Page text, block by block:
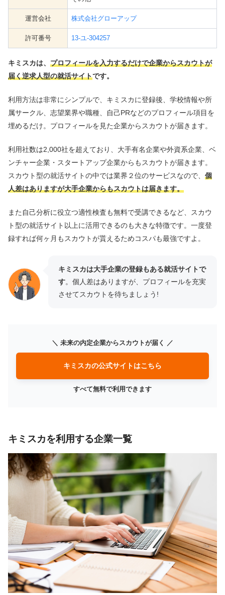
運営会社 株式会社グローアップ
許可番号 13-ユ-304257
キミスカは、 プロフィールを入力するだけで企業からスカウトが
届く逆求人型の就活サイトです。
利用方法は非常にシンプルで、キミスカに登録後、学校情報や所
属サークル、志望業界や職種、自己PRなどのプロフィール項目を
埋めるだけ。プロフィールを見た企業からスカウトが届きます。
利用社数は2,000社を超えており、大手有名企業や外資系企業、ベ
ンチャー企業・スタートアップ企業からもスカウトが届きます。
スカウト型の就活サイトの中では業界２位のサービスなので、 個
人差はありますが大手企業からもスカウトは届きます。
また自己分析に役立つ適性検査も無料で受講できるなど、スカウ
ト型の就活サイト以上に活用できるのも大きな特徴です。一度登
録すれば何ヶ月もスカウトが貰えるためコスパも最強ですよ。
キミスカは大手企業の登録もある就活サイトで
す。個人差はありますが、プロフィールを充実
させてスカウトを待ちましょう!
＼ 未来の内定企業からスカウトが届く ／
キミスカの公式サイトはこちら
すべて無料で利用できます
キミスカを利用する企業一覧